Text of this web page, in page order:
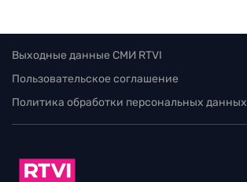
Выходные данные СМИ RTVI
Пользовательское соглашение
Политика обработки персональных данных